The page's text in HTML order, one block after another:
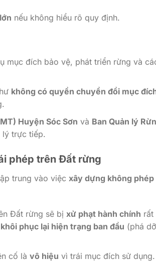
nếu không hiểu rõ quy định.
mục đích bảo vệ, phát triển rừng và
không có quyền chuyển đổi mục
Huyện Sóc Sơn và Ban Quản lý
lý trực tiếp.
phép trên Đất rừng
trung vào việc xây dựng không phép
Đất rừng sẽ bị xử phạt hành chính rất
khôi phục lại hiện trạng ban đầu (phá dỡ
cố là vô hiệu vì trái mục đích sử dụng.